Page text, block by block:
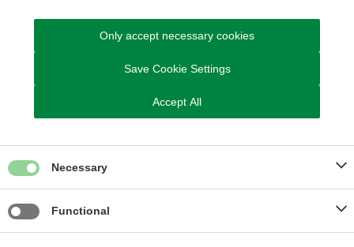
klagen til Miljø- og Fødevareklagenævnet ledsaget af sagens
sagen og de anførte klagepunkter.
Samtidig med at klagen sendes videre, sender kommunen kopi
af sin udtalelse til de i klagesagen involverede med en frist for
uger fra modtagelsen.
Når du klager, skal du betale et gebyr. Du betaler gebyret med
betalingskort i Klageportalen.
Domstolsbehandling
Only accept necessary cookies
Save Cookie Settings
Accept All
Necessary
Functional